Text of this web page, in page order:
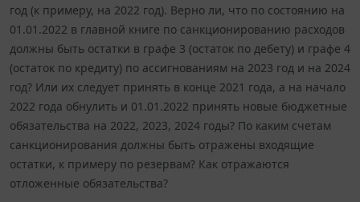
год (к примеру, на 2022 год). Верно ли, что по состоянию на
01.01.2022 в главной книге по санкционированию расходов
должны быть остатки в графе 3 (остаток по дебету) и графе 4
(остаток по кредиту) по ассигнованиям на 2023 год и на 2024
год? Или их следует принять в конце 2021 года, а на начало
2022 года обнулить и 01.01.2022 принять новые бюджетные
обязательства на 2022, 2023, 2024 годы? По каким счетам
санкционирования должны быть отражены входящие
остатки, к примеру по резервам? Как отражаются
отложенные обязательства?